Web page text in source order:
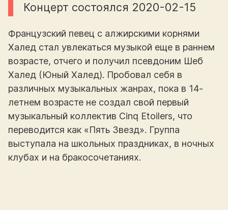
Концерт состоялся 2020-02-15
Французский певец с алжирскими корнями
Халед стал увлекаться музыкой еще в раннем
возрасте, отчего и получил псевдоним Шеб
Халед (Юный Халед). Пробовал себя в
различных музыкальных жанрах, пока в 14-
летнем возрасте не создал свой первый
музыкальный коллектив Cinq Etoilers, что
переводится как «Пять Звезд». Группа
выступала на школьных праздниках, в ночных
клубах и на бракосочетаниях.